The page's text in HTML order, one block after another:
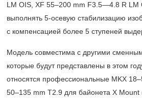
LM OIS, XF 55–200 mm F3.5—4.8 R LM
выполнять 5-осевую стабилизацию
с компенсацией более 5 ступеней
Модель совместима с другими
которые будут представлены в этом
относятся профессиональные MKX
50–135 mm T2.9 для байонета X Mount